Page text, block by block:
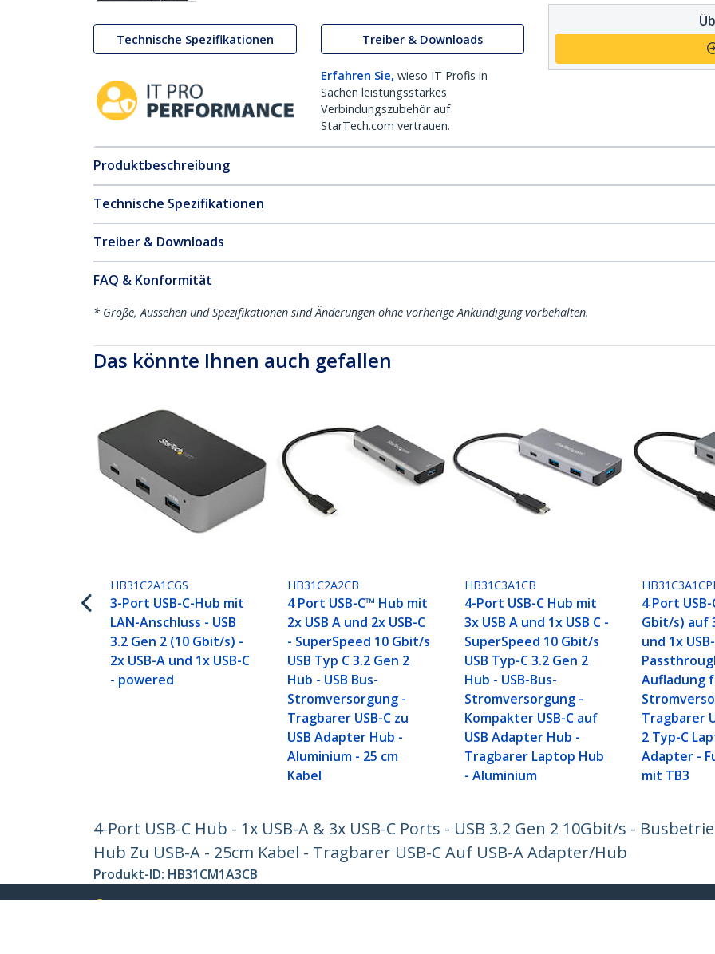
Technische Spezifikationen Treiber & Downloads
Erfahren Sie, wieso IT Profis in
Sachen leistungsstarkes
Verbindungszubehör auf
StarTech.com vertrauen.
Produktbeschreibung
Technische Spezifikationen
Treiber & Downloads
FAQ & Konformität
* Größe, Aussehen und Spezifikationen sind Änderungen ohne vorherige Ankündigung vorbehalten.
Das könnte Ihnen auch gefallen
HB31C2A1CGS
3-Port USB-C-Hub mit
LAN-Anschluss - USB
3.2 Gen 2 (10 Gbit/s) -
2x USB-A und 1x USB-C
- powered
HB31C2A2CB
4 Port USB-C™ Hub mit
2x USB A und 2x USB-C
- SuperSpeed 10 Gbit/s
USB Typ C 3.2 Gen 2
Hub - USB Bus-
Stromversorgung -
Tragbarer USB-C zu
USB Adapter Hub -
Aluminium - 25 cm
Kabel
HB31C3A1CB
4-Port USB-C Hub mit
3x USB A und 1x USB C -
SuperSpeed 10 Gbit/s
USB Typ-C 3.2 Gen 2
Hub - USB-Bus-
Stromversorgung -
Kompakter USB-C auf
USB Adapter Hub -
Tragbarer Laptop Hub
- Aluminium
4 Port
Gbit/s) auf
und 1x
Aufladung
Tragbarer
2 Typ-C
Adapter -
mit TB3
4-Port USB-C Hub - 1x USB-A & 3x USB-C Ports - USB 3.2 Gen 2 10Gbit/s -
Hub Zu USB-A - 25cm Kabel - Tragbarer USB-C Auf USB-A Adapter/Hub
Produkt-ID: HB31CM1A3CB
Werden Sie ein Partner
StarTech.com Kunden Support